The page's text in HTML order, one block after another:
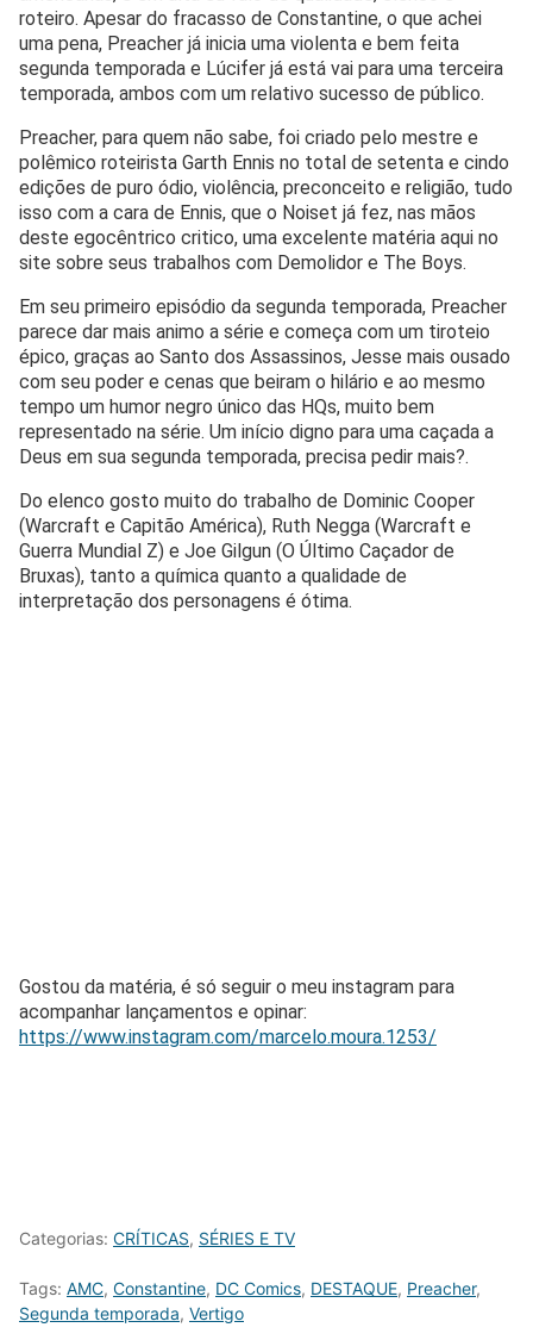
roteiro. Apesar do fracasso de Constantine, o que achei
uma pena, Preacher já inicia uma violenta e bem feita
segunda temporada e Lúcifer já está vai para uma terceira
temporada, ambos com um relativo sucesso de público.
Preacher, para quem não sabe, foi criado pelo mestre e
polêmico roteirista Garth Ennis no total de setenta e cindo
edições de puro ódio, violência, preconceito e religião, tudo
isso com a cara de Ennis, que o Noiset já fez, nas mãos
deste egocêntrico critico, uma excelente matéria aqui no
site sobre seus trabalhos com Demolidor e The Boys.
Em seu primeiro episódio da segunda temporada, Preacher
parece dar mais animo a série e começa com um tiroteio
épico, graças ao Santo dos Assassinos, Jesse mais ousado
com seu poder e cenas que beiram o hilário e ao mesmo
tempo um humor negro único das HQs, muito bem
representado na série. Um início digno para uma caçada a
Deus em sua segunda temporada, precisa pedir mais?.
Do elenco gosto muito do trabalho de Dominic Cooper
(Warcraft e Capitão América), Ruth Negga (Warcraft e
Guerra Mundial Z) e Joe Gilgun (O Último Caçador de
Bruxas), tanto a química quanto a qualidade de
interpretação dos personagens é ótima.
Gostou da matéria, é só seguir o meu instagram para
acompanhar lançamentos e opinar:
https://www.instagram.com/marcelo.moura.1253/
Categorias: CRÍTICAS, SÉRIES E TV
Tags: AMC, Constantine, DC Comics, DESTAQUE, Preacher,
Segunda temporada, Vertigo